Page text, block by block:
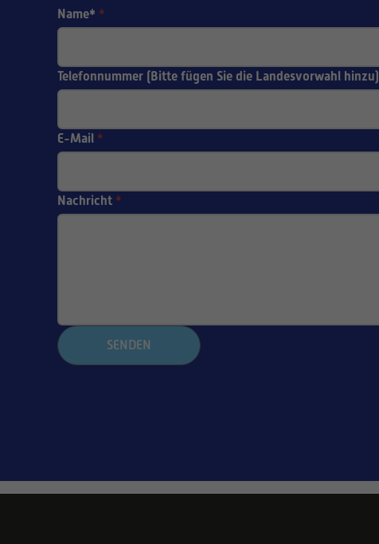
Name* *
Telefonnummer (Bitte fügen Sie die Landesvorwahl hinzu)
E-Mail *
Nachricht *
SENDEN